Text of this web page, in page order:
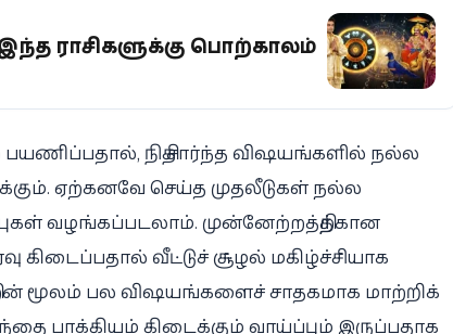
இந்த ராசிகளுக்கு பொற்காலம்
பயணிப்பதால், நிதி சார்ந்த விஷயங்களில் நல்ல
ஏற்கனவே செய்த முதலீடுகள் நல்ல
வழங்கப்படலாம். முன்னேற்றத்திற்கான
கிடைப்பதால் வீட்டுச் சூழல் மகிழ்ச்சியாக
மூலம் பல விஷயங்களைச் சாதகமாக மாற்றிக்
பாக்கியம் கிடைக்கும் வாய்ப்பும் இருப்பதாக